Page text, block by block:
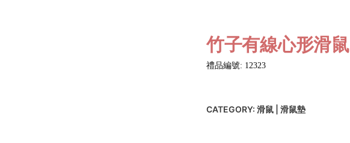
竹子有線心形滑鼠
禮品編號: 12323
CATEGORY:滑鼠 | 滑鼠墊